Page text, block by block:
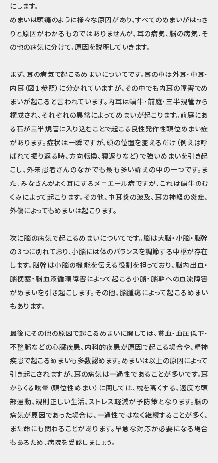
にします。
めまいは頭痛のように様々な原因があり、すべてのめまいがはっき
りと原因がわかるものではありませんが、耳の病気、脳の病気、そ
の他の病気に分けて、原因を説明していきます。
まず、耳の病気で起こるめまいについてです。耳の中は外耳・中耳・
内耳（図１参照）に分かれていますが、その中でも内耳の障害でめ
まいが起こると言われています。内耳は蝸牛・前庭・三半規管から
構成され、それぞれの異常によってめまいが起こります。前庭にあ
る石が三半規管に入り込むことで起こる良性発作性頭位めまい症
があります。症状は一瞬ですが、頭の位置を変えるだけ（例えば呼
ばれて振り返る時、方向転換、寝返りなど）で強いめまいを引き起
こし、外来患者さんのなかでも最も多い訴えの中の一つです。ま
た、みなさんがよく耳にするメニエール病ですが、これは蝸牛のむ
くみによって起こります。その他、中耳炎の波及、耳の神経の炎症、
外傷によってもめまいは起こります。
次に脳の病気で起こるめまいについてです。脳は大脳・小脳・脳幹
の 3つに別れており、小脳には体のバランスを調節する中枢が存在
します。脳幹は小脳の機能を伝える役割を担っており、脳内出血・
脳梗塞・脳血液循環障害によって起こる小脳・脳幹への血流障害
がめまいを引き起こします。その他、脳腫瘍によって起こるめまい
もあります。
最後にその他の原因で起こるめまいに関しては、貧血・血圧低下・
不整脈などの心臓疾患、内科的疾患が原因で起こる場合や、精神
疾患で起こるめまいも多数認めます。めまいは以上の原因によって
引き起こされますが、耳の病気は一過性であることが多いです。耳
からくる眩暈（頭位性めまい）に関しては、枕を高くする、適度な頭
部運動、規則正しい生活、ストレス軽減が予防策となります。脳の
病気が原因であった場合は、一過性ではなく継続することが多く、
また命にも関わることがあります。早急な対応が必要になる場合
もあるため、病院を受診しましょう。